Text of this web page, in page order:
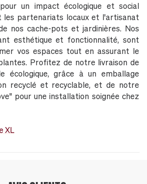
un impact écologique et social
les partenariats locaux et l'artisanat
nos cache-pots et jardinières. Nos
esthétique et fonctionnalité, sont
vos espaces tout en assurant le
Profitez de notre livraison de
écologique, grâce à un emballage
recyclé et recyclable, et de notre
pour une installation soignée chez
XL